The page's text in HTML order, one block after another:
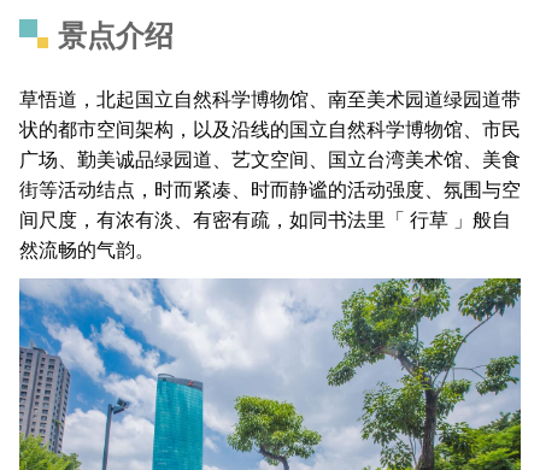
景点介绍
草悟道，北起国立自然科学博物馆、南至美术园道绿园道带
状的都市空间架构，以及沿线的国立自然科学博物馆、市民
广场、勤美诚品绿园道、艺文空间、国立台湾美术馆、美食
街等活动结点，时而紧凑、时而静谧的活动强度、氛围与空
间尺度，有浓有淡、有密有疏，如同书法里「 行草 」般自
然流畅的气韵。